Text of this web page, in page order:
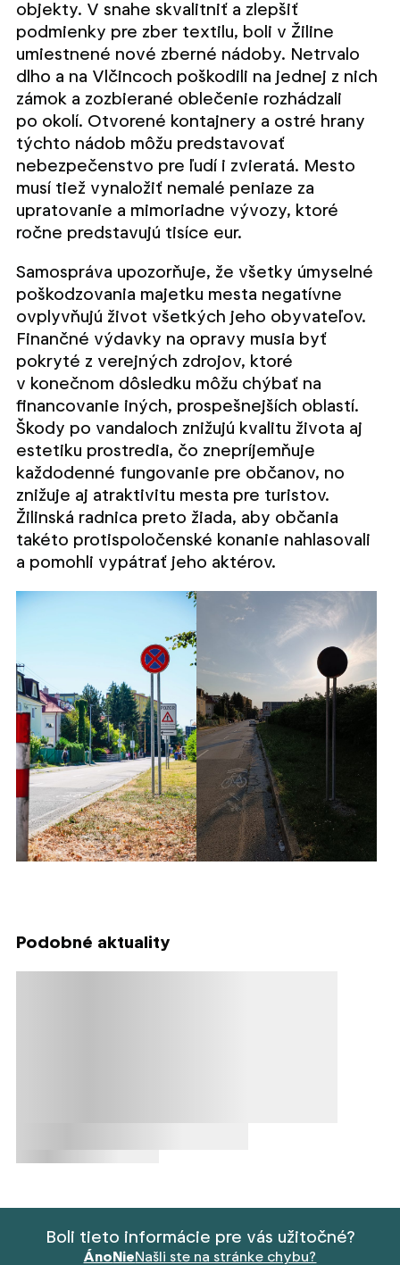
objekty. V snahe skvalitniť a zlepšiť
podmienky pre zber textilu, boli v Žiline
umiestnené nové zberné nádoby. Netrvalo
dlho a na Vlčincoch poškodili na jednej z nich
zámok a zozbierané oblečenie rozhádzali
po okolí. Otvorené kontajnery a ostré hrany
týchto nádob môžu predstavovať
nebezpečenstvo pre ľudí i zvieratá. Mesto
musí tiež vynaložiť nemalé peniaze za
upratovanie a mimoriadne vývozy, ktoré
ročne predstavujú tisíce eur.
Samospráva upozorňuje, že všetky úmyselné
poškodzovania majetku mesta negatívne
ovplyvňujú život všetkých jeho obyvateľov.
Finančné výdavky na opravy musia byť
pokryté z verejných zdrojov, ktoré
v konečnom dôsledku môžu chýbať na
financovanie iných, prospešnejších oblastí.
Škody po vandaloch znižujú kvalitu života aj
estetiku prostredia, čo znepríjemňuje
každodenné fungovanie pre občanov, no
znižuje aj atraktivitu mesta pre turistov.
Žilinská radnica preto žiada, aby občania
takéto protispoločenské konanie nahlasovali
a pomohli vypátrať jeho aktérov.
Podobné aktuality
Boli tieto informácie pre vás užitočné?
ÁnoNieNašli ste na stránke chybu?